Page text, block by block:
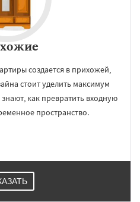
создается в прихожей,
стоит уделить максимум
как превратить входную
пространство.